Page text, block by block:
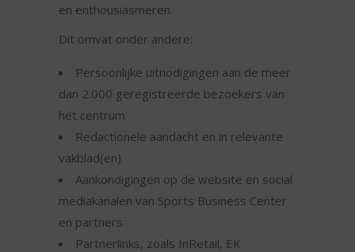
en enthousiasmeren.
Dit omvat onder andere:
Persoonlijke uitnodigingen aan de meer
dan 2.000 geregistreerde bezoekers van
het centrum
Redactionele aandacht en in relevante
vakblad(en)
Aankondigingen op de website en social
mediakanalen van Sports Business Center
en partners
Partnerlinks, zoals InRetail, EK